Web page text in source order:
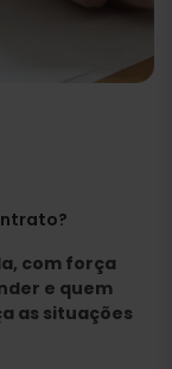
com força
e quem
as situações